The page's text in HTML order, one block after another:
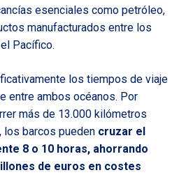
esenciales como petróleo,
manufacturados entre los
Pacífico.
los tiempos de viaje
entre ambos océanos. Por
más de 13.000 kilómetros
los barcos pueden cruzar el
8 o 10 horas, ahorrando
de euros en costes